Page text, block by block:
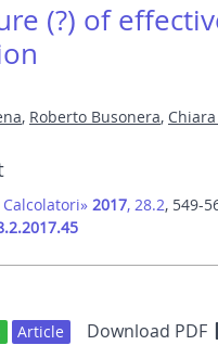
(?) of
, Roberto Busonera,
2017, 28.2, 549-
Article Download PDF